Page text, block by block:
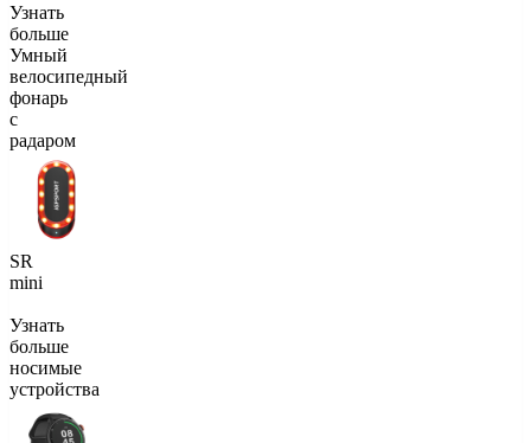
Узнать
больше
Умный
велосипедный
фонарь
с
радаром
SR
mini
Узнать
больше
носимые
устройства